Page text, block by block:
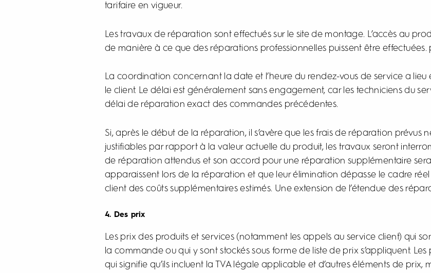
tarifaire en vigueur.
Les travaux de réparation sont effectués sur le site de montage. L’accès au
de manière à ce que des réparations professionnelles puissent être effectuées.
La coordination concernant la date et l’heure du rendez-vous de service a
le client. Le délai est généralement sans engagement, car les techniciens du
délai de réparation exact des commandes précédentes.
Si, après le début de la réparation, il s’avère que les frais de réparation prévus
justifiables par rapport à la valeur actuelle du produit, les travaux seront
de réparation attendus et son accord pour une réparation supplémentaire
apparaissent lors de la réparation et que leur élimination dépasse le cadre
client des coûts supplémentaires estimés. Une extension de l’étendue des
4. Des prix
Les prix des produits et services (notamment les appels au service client) qui
la commande ou qui y sont stockés sous forme de liste de prix s’appliquent.
qui signifie qu’ils incluent la TVA légale applicable et d’autres éléments de prix,